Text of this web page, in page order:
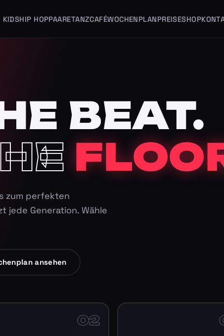
KIDSHIP HOPPAARETANZCAFÉWOCHENPLANPREISESHOP
BEAT.
zum perfekten
jede Generation. Wähle
ansehen
02